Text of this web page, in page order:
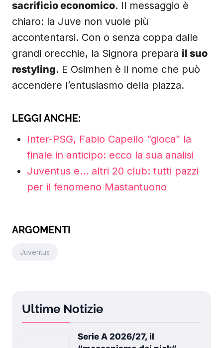
sacrificio economico. Il messaggio è
chiaro: la Juve non vuole più
accontentarsi. Con o senza coppa dalle
grandi orecchie, la Signora prepara il suo
restyling. E Osimhen è il nome che può
accendere l’entusiasmo della piazza.
LEGGI ANCHE:
Inter-PSG, Fabio Capello “gioca” la
finale in anticipo: ecco la sua analisi
Juventus e… altri 20 club: tutti pazzi
per il fenomeno Mastantuono
ARGOMENTI
Juventus
Ultime Notizie
Serie A 2026/27, il